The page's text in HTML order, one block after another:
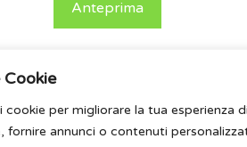
Cookie
cookie per migliorare la tua esperienza di
fornire annunci o contenuti
Anteprima